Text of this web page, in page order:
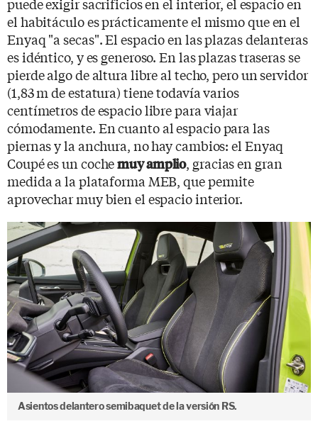
el habitáculo es prácticamente el mismo que en el
Enyaq "a secas". El espacio en las plazas delanteras
es idéntico, y es generoso. En las plazas traseras se
pierde algo de altura libre al techo, pero un servidor
(1,83 m de estatura) tiene todavía varios
centímetros de espacio libre para viajar
cómodamente. En cuanto al espacio para las
piernas y la anchura, no hay cambios: el Enyaq
Coupé es un cochemuy amplio, gracias en gran
medida a la plataforma MEB, que permite
aprovechar muy bien el espacio interior.
Asientos delantero semibaquet de la versión RS.